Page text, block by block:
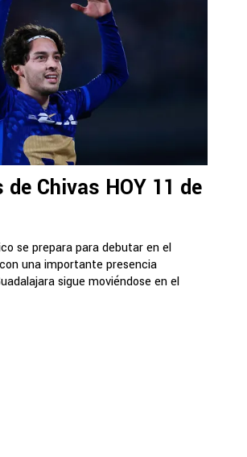
Chivas HOY 11 de
se prepara para debutar en el
una importante presencia
sigue moviéndose en el